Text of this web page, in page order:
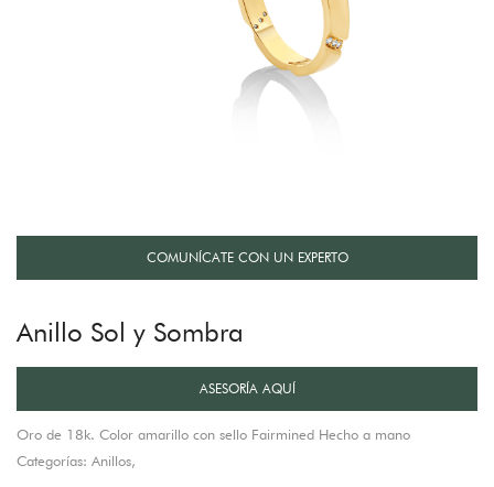
COMUNÍCATE CON UN EXPERTO
Anillo Sol y Sombra
ASESORÍA AQUÍ
Oro de 18k. Color amarillo con sello Fairmined Hecho a mano
Categorías: Anillos,